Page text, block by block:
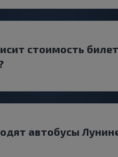
стоимость
автобусы